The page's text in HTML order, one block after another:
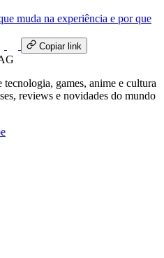
muda na experiência e por que
Copiar link
games, anime e cultura
reviews e novidades do mundo